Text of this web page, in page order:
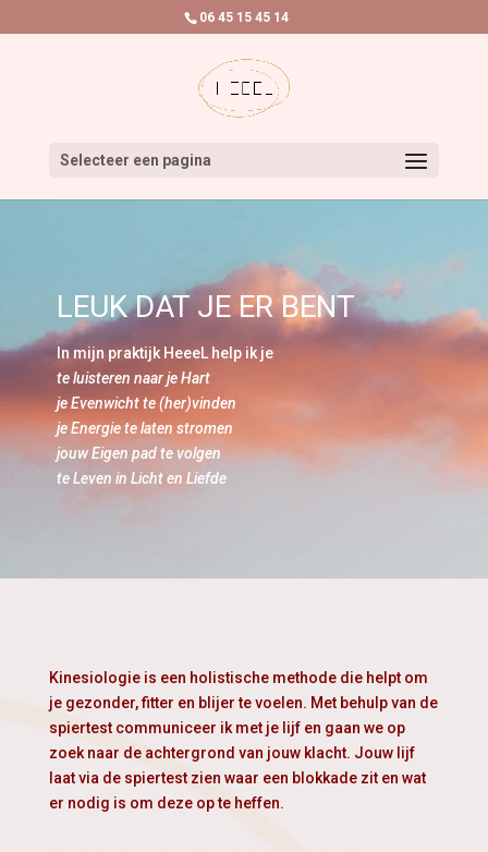
06 45 15 45 14
Selecteer een pagina
LEUK DAT JE ER BENT
In mijn praktijk HeeeL help ik je
te luisteren naar je Hart
je Evenwicht te (her)vinden
je Energie te laten stromen
jouw Eigen pad te volgen
te Leven in Licht en Liefde
Kinesiologie is een holistische methode die helpt om
je gezonder, fitter en blijer te voelen. Met behulp van de
spiertest communiceer ik met je lijf en gaan we op
zoek naar de achtergrond van jouw klacht. Jouw lijf
laat via de spiertest zien waar een blokkade zit en wat
er nodig is om deze op te heffen.